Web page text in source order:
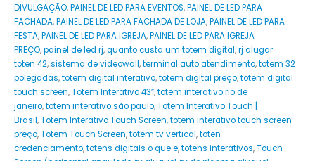
DIVULGAÇÃO,PAINEL DE LED PARA EVENTOS,PAINEL DE LED PARA
FACHADA,PAINEL DE LED PARA FACHADA DE LOJA,PAINEL DE LED PARA
FESTA,PAINEL DE LED PARA IGREJA,PAINEL DE LED PARA IGREJA
PREÇO,painel de led rj,quanto custa um totem digital,rj alugar
toten 42,sistema de videowall,terminal auto atendimento,totem 32
polegadas,totem digital interativo,totem digital preço,totem digital
touch screen,Totem Interativo 43”,totem interativo rio de
janeiro,totem interativo são paulo,Totem Interativo Touch |
Brasil,Totem Interativo Touch Screen,totem interativo touch screen
preço,Totem Touch Screen,totem tv vertical,toten
credenciamento,totens digitais o que e,totens interativos,Touch